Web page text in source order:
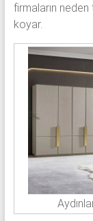
firmaların
koyar.